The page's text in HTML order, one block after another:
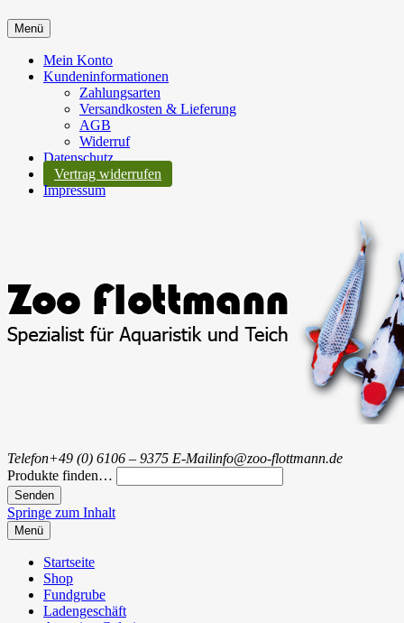
Menü
Mein Konto
Kundeninformationen
Zahlungsarten
Versandkosten & Lieferung
AGB
Widerruf
Datenschutz
Vertrag widerrufen
Impressum
Telefon+49 (0) 6106 – 9375 E-Mailinfo@zoo-flottmann.de
Produkte finden…
Springe zum Inhalt
Menü
Startseite
Shop
Fundgrube
Ladengeschäft